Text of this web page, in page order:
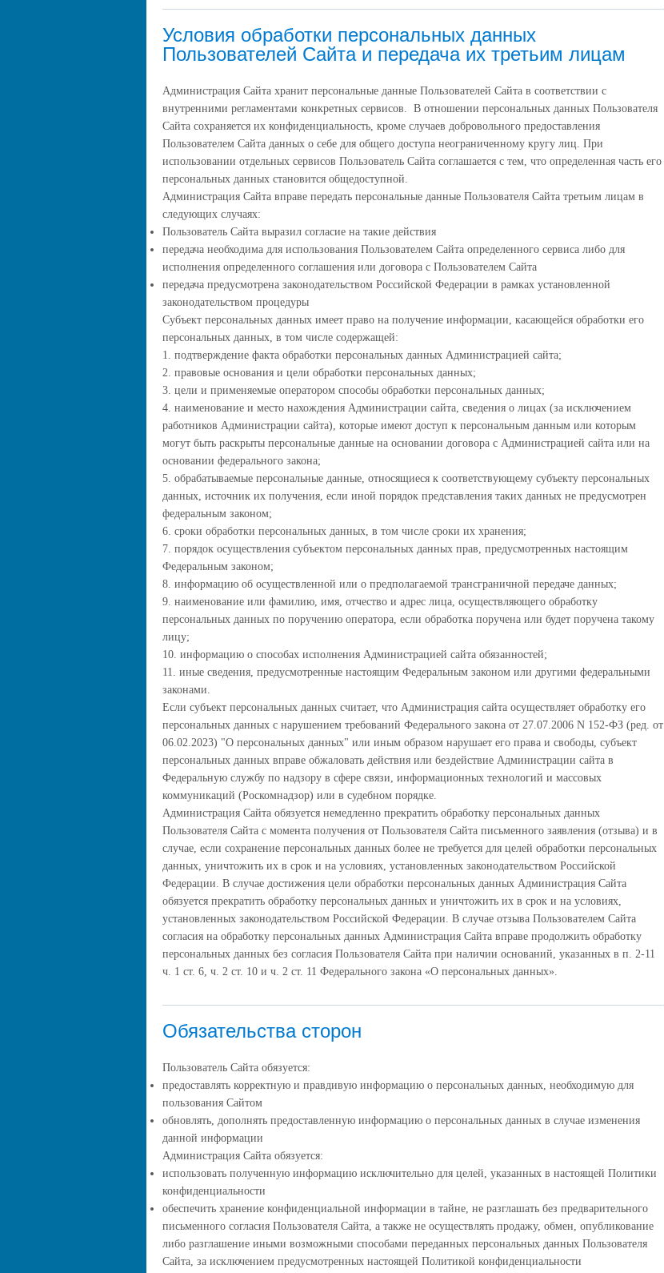
Условия обработки персональных данных
Пользователей Сайта и передача их третьим лицам
Администрация Сайта хранит персональные данные Пользователей Сайта в соответствии с
внутренними регламентами конкретных сервисов. В отношении персональных данных Пользователя
Сайта сохраняется их конфиденциальность, кроме случаев добровольного предоставления
Пользователем Сайта данных о себе для общего доступа неограниченному кругу лиц. При
использовании отдельных сервисов Пользователь Сайта соглашается с тем, что определенная часть его
персональных данных становится общедоступной.
Администрация Сайта вправе передать персональные данные Пользователя Сайта третьим лицам в
следующих случаях:
Пользователь Сайта выразил согласие на такие действия
передача необходима для использования Пользователем Сайта определенного сервиса либо для
исполнения определенного соглашения или договора с Пользователем Сайта
передача предусмотрена законодательством Российской Федерации в рамках установленной
законодательством процедуры
Субъект персональных данных имеет право на получение информации, касающейся обработки его
персональных данных, в том числе содержащей:
1. подтверждение факта обработки персональных данных Администрацией сайта;
2. правовые основания и цели обработки персональных данных;
3. цели и применяемые оператором способы обработки персональных данных;
4. наименование и место нахождения Администрации сайта, сведения о лицах (за исключением
работников Администрации сайта), которые имеют доступ к персональным данным или которым
могут быть раскрыты персональные данные на основании договора с Администрацией сайта или на
основании федерального закона;
5. обрабатываемые персональные данные, относящиеся к соответствующему субъекту персональных
данных, источник их получения, если иной порядок представления таких данных не предусмотрен
федеральным законом;
6. сроки обработки персональных данных, в том числе сроки их хранения;
7. порядок осуществления субъектом персональных данных прав, предусмотренных настоящим
Федеральным законом;
8. информацию об осуществленной или о предполагаемой трансграничной передаче данных;
9. наименование или фамилию, имя, отчество и адрес лица, осуществляющего обработку
персональных данных по поручению оператора, если обработка поручена или будет поручена такому
лицу;
10. информацию о способах исполнения Администрацией сайта обязанностей;
11. иные сведения, предусмотренные настоящим Федеральным законом или другими федеральными
законами.
Если субъект персональных данных считает, что Администрация сайта осуществляет обработку его
персональных данных с нарушением требований Федерального закона от 27.07.2006 N 152-ФЗ (ред. от
06.02.2023) "О персональных данных" или иным образом нарушает его права и свободы, субъект
персональных данных вправе обжаловать действия или бездействие Администрации сайта в
Федеральную службу по надзору в сфере связи, информационных технологий и массовых
коммуникаций (Роскомнадзор) или в судебном порядке.
Администрация Сайта обязуется немедленно прекратить обработку персональных данных
Пользователя Сайта с момента получения от Пользователя Сайта письменного заявления (отзыва) и в
случае, если сохранение персональных данных более не требуется для целей обработки персональных
данных, уничтожить их в срок и на условиях, установленных законодательством Российской
Федерации. В случае достижения цели обработки персональных данных Администрация Сайта
обязуется прекратить обработку персональных данных и уничтожить их в срок и на условиях,
установленных законодательством Российской Федерации. В случае отзыва Пользователем Сайта
согласия на обработку персональных данных Администрация Сайта вправе продолжить обработку
персональных данных без согласия Пользователя Сайта при наличии оснований, указанных в п. 2-11
ч. 1 ст. 6, ч. 2 ст. 10 и ч. 2 ст. 11 Федерального закона «О персональных данных».
Обязательства сторон
Пользователь Сайта обязуется:
предоставлять корректную и правдивую информацию о персональных данных, необходимую для
пользования Сайтом
обновлять, дополнять предоставленную информацию о персональных данных в случае изменения
данной информации
Администрация Сайта обязуется:
использовать полученную информацию исключительно для целей, указанных в настоящей Политики
конфиденциальности
обеспечить хранение конфиденциальной информации в тайне, не разглашать без предварительного
письменного согласия Пользователя Сайта, а также не осуществлять продажу, обмен, опубликование
либо разглашение иными возможными способами переданных персональных данных Пользователя
Сайта, за исключением предусмотренных настоящей Политикой конфиденциальности